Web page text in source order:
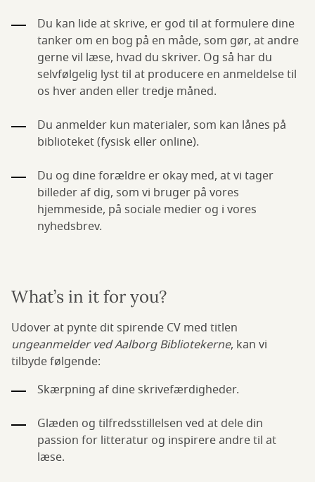
Du kan lide at skrive, er god til at formulere dine
tanker om en bog på en måde, som gør, at andre
gerne vil læse, hvad du skriver. Og så har du
selvfølgelig lyst til at producere en anmeldelse til
os hver anden eller tredje måned.
Du anmelder kun materialer, som kan lånes på
biblioteket (fysisk eller online).
Du og dine forældre er okay med, at vi tager
billeder af dig, som vi bruger på vores
hjemmeside, på sociale medier og i vores
nyhedsbrev.
What’s in it for you?
Udover at pynte dit spirende CV med titlen
ungeanmelder ved Aalborg Bibliotekerne, kan vi
tilbyde følgende:
Skærpning af dine skrivefærdigheder.
Glæden og tilfredsstillelsen ved at dele din
passion for litteratur og inspirere andre til at
læse.